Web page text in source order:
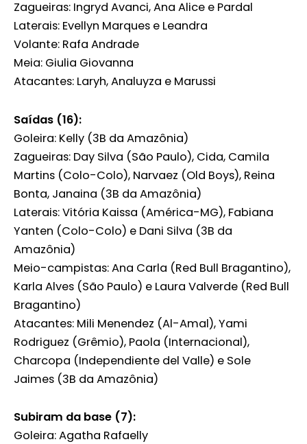
Zagueiras: Ingryd Avanci, Ana Alice e Pardal
Laterais: Evellyn Marques e Leandra
Volante: Rafa Andrade
Meia: Giulia Giovanna
Atacantes: Laryh, Analuyza e Marussi
Saídas (16):
Goleira: Kelly (3B da Amazônia)
Zagueiras: Day Silva (São Paulo), Cida, Camila
Martins (Colo-Colo), Narvaez (Old Boys), Reina
Bonta, Janaina (3B da Amazônia)
Laterais: Vitória Kaissa (América-MG), Fabiana
Yanten (Colo-Colo) e Dani Silva (3B da
Amazônia)
Meio-campistas: Ana Carla (Red Bull Bragantino),
Karla Alves (São Paulo) e Laura Valverde (Red Bull
Bragantino)
Atacantes: Mili Menendez (Al-Amal), Yami
Rodriguez (Grêmio), Paola (Internacional),
Charcopa (Independiente del Valle) e Sole
Jaimes (3B da Amazônia)
Subiram da base (7):
Goleira: Agatha Rafaelly